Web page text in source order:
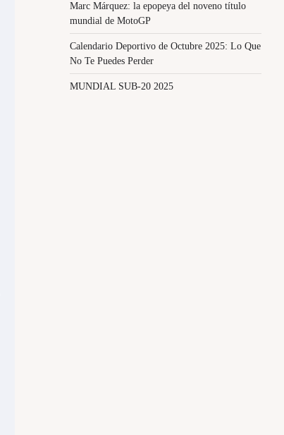
Marc Márquez: la epopeya del noveno título
mundial de MotoGP
Calendario Deportivo de Octubre 2025: Lo Que
No Te Puedes Perder
MUNDIAL SUB-20 2025